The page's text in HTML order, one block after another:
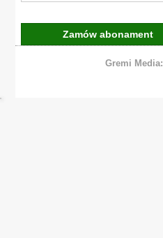
Zamów abonament
Gremi Media: